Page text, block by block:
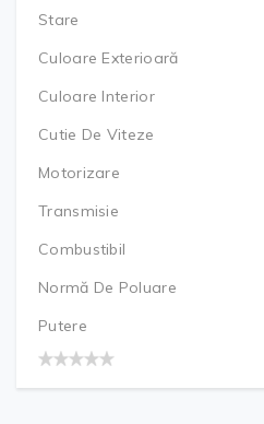
Stare
Culoare Exterioară
Culoare Interior
Cutie De Viteze
Motorizare
Transmisie
Combustibil
Normă De Poluare
Putere